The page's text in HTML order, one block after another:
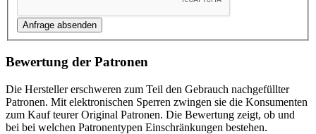
Bewertung der Patronen
Die Hersteller erschweren zum Teil den Gebrauch nachgefüllter
Patronen. Mit elektronischen Sperren zwingen sie die Konsumenten
zum Kauf teurer Original Patronen. Die Bewertung zeigt, ob und
bei bei welchen Patronentypen Einschränkungen bestehen.